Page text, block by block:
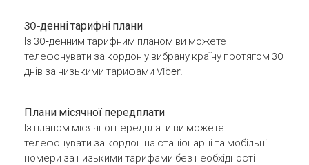
30-денні тарифні плани
Із 30-денним тарифним планом ви можете
телефонувати за кордон у вибрану країну протягом 30
днів за низькими тарифами Viber.
Плани місячної передплати
Із планом місячної передплати ви можете
телефонувати за кордон на стаціонарні та мобільні
номери за низькими тарифами без необхідності